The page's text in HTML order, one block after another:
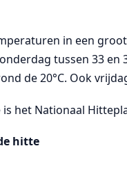
in een
tussen 33
de 20°C. Ook
het Nationaal
hitte